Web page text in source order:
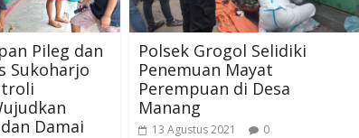
Pileg dan
Sukoharjo
Damai
Polsek Grogol Selidiki
Penemuan Mayat
Perempuan di Desa
Manang
13 Agustus 2021 0